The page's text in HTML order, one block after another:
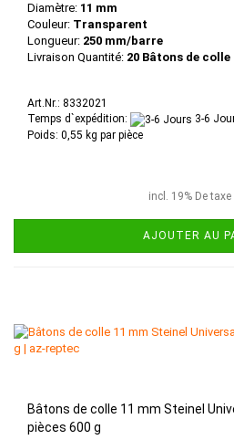
Diamètre: 11 mm
Couleur: Transparent
Longueur: 250 mm/barre
Livraison Quantité: 20 Bâtons de colle
Art.Nr.: 8332021
Temps d`expédition:
3-6
Poids: 0,55 kg par pièce
incl. 19% De taxe
AJOUTER AU
Bâtons de colle 11 mm Steinel
pièces 600 g